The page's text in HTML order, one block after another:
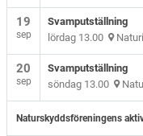
19
sep
Svamputställning
lördag 13.00
20
sep
Svamputställning
söndag 13.00
Naturskyddsföreningens